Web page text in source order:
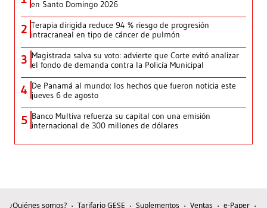
en Santo Domingo 2026
2 Terapia dirigida reduce 94 % riesgo de progresión
intracraneal en tipo de cáncer de pulmón
3 Magistrada salva su voto: advierte que Corte evitó analizar
el fondo de demanda contra la Policía Municipal
4 De Panamá al mundo: los hechos que fueron noticia este
jueves 6 de agosto
5 Banco Multiva refuerza su capital con una emisión
internacional de 300 millones de dólares
¿Quiénes somos? Tarifario GESE Suplementos Ventas
e-Paper